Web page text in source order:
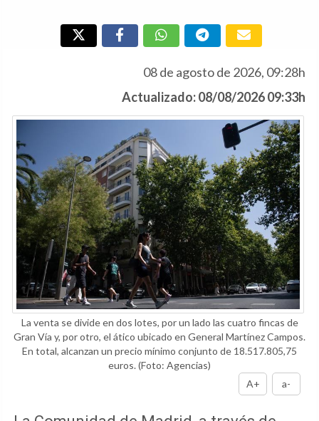
08 de agosto de 2026, 09:28h
Actualizado: 08/08/2026 09:33h
La venta se divide en dos lotes, por un lado las cuatro fincas de
Gran Vía y, por otro, el ático ubicado en General Martínez Campos.
En total, alcanzan un precio mínimo conjunto de 18.517.805,75
euros.(Foto: Agencias)
A+
a-